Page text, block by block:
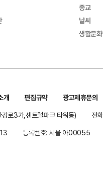
종교
날씨
생활문
개 편집규약
광고제휴문의
로3가,센트럴파크 타워동)
전
등록번호: 서울 아00055